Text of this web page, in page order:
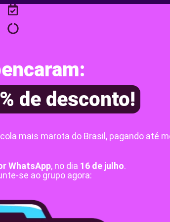
de desconto!
mais marota do Brasil, pagando até
WhatsApp, no dia 16 de julho.
se ao grupo agora: